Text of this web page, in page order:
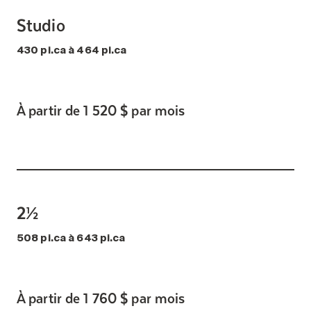
Studio
430 pi.ca à 464 pi.ca
À partir de 1 520 $ par mois
2½
508 pi.ca à 643 pi.ca
À partir de 1 760 $ par mois